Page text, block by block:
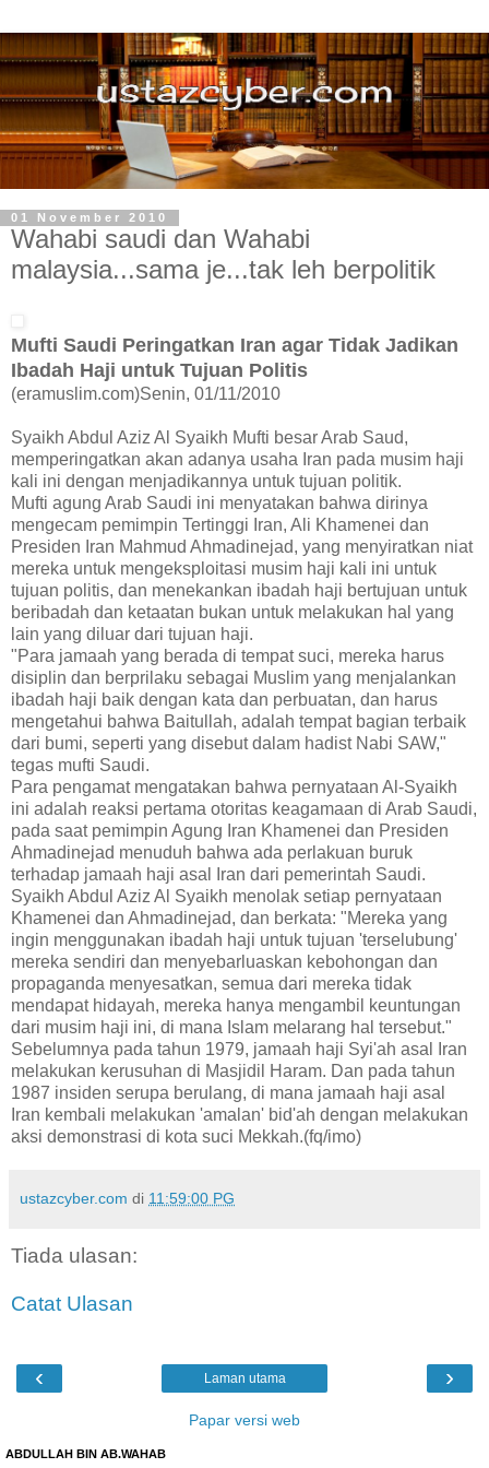
01 November 2010
Wahabi saudi dan Wahabi
malaysia...sama je...tak leh berpolitik
Mufti Saudi Peringatkan Iran agar Tidak Jadikan
Ibadah Haji untuk Tujuan Politis
(eramuslim.com)Senin, 01/11/2010
Syaikh Abdul Aziz Al Syaikh Mufti besar Arab Saud,
memperingatkan akan adanya usaha Iran pada musim haji
kali ini dengan menjadikannya untuk tujuan politik.
Mufti agung Arab Saudi ini menyatakan bahwa dirinya
mengecam pemimpin Tertinggi Iran, Ali Khamenei dan
Presiden Iran Mahmud Ahmadinejad, yang menyiratkan niat
mereka untuk mengeksploitasi musim haji kali ini untuk
tujuan politis, dan menekankan ibadah haji bertujuan untuk
beribadah dan ketaatan bukan untuk melakukan hal yang
lain yang diluar dari tujuan haji.
"Para jamaah yang berada di tempat suci, mereka harus
disiplin dan berprilaku sebagai Muslim yang menjalankan
ibadah haji baik dengan kata dan perbuatan, dan harus
mengetahui bahwa Baitullah, adalah tempat bagian terbaik
dari bumi, seperti yang disebut dalam hadist Nabi SAW,"
tegas mufti Saudi.
Para pengamat mengatakan bahwa pernyataan Al-Syaikh
ini adalah reaksi pertama otoritas keagamaan di Arab Saudi,
pada saat pemimpin Agung Iran Khamenei dan Presiden
Ahmadinejad menuduh bahwa ada perlakuan buruk
terhadap jamaah haji asal Iran dari pemerintah Saudi.
Syaikh Abdul Aziz Al Syaikh menolak setiap pernyataan
Khamenei dan Ahmadinejad, dan berkata: "Mereka yang
ingin menggunakan ibadah haji untuk tujuan 'terselubung'
mereka sendiri dan menyebarluaskan kebohongan dan
propaganda menyesatkan, semua dari mereka tidak
mendapat hidayah, mereka hanya mengambil keuntungan
dari musim haji ini, di mana Islam melarang hal tersebut."
Sebelumnya pada tahun 1979, jamaah haji Syi'ah asal Iran
melakukan kerusuhan di Masjidil Haram. Dan pada tahun
1987 insiden serupa berulang, di mana jamaah haji asal
Iran kembali melakukan 'amalan' bid'ah dengan melakukan
aksi demonstrasi di kota suci Mekkah.(fq/imo)
ustazcyber.com di 11:59:00 PG
Tiada ulasan:
Catat Ulasan
‹ ›
Laman utama
Papar versi web
ABDULLAH BIN AB.WAHAB